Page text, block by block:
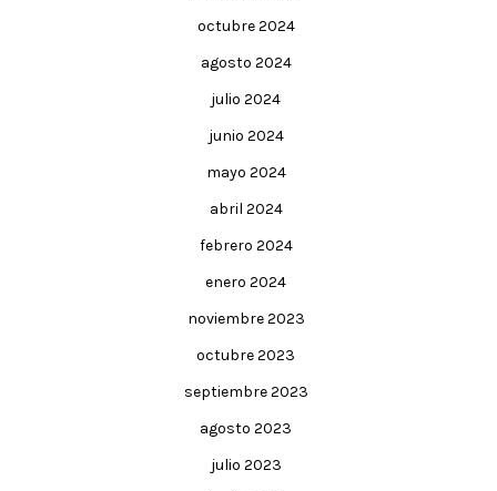
octubre 2024
agosto 2024
julio 2024
junio 2024
mayo 2024
abril 2024
febrero 2024
enero 2024
noviembre 2023
octubre 2023
septiembre 2023
agosto 2023
julio 2023